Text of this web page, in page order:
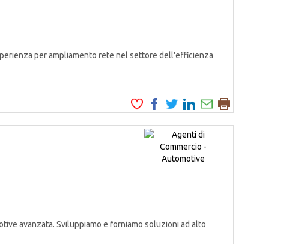
per ampliamento rete nel settore dell'efficienza
avanzata. Sviluppiamo e forniamo soluzioni ad alto